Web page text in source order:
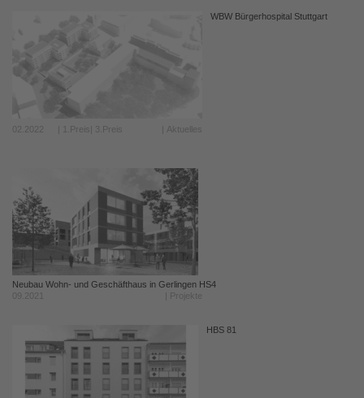
WBW Bürgerhospital Stuttgart
| 1.Preis| 3.Preis | Aktuelles
Neubau Wohn- und Geschäfthaus in Gerlingen HS4
09.2021
| Projekte
HBS 81